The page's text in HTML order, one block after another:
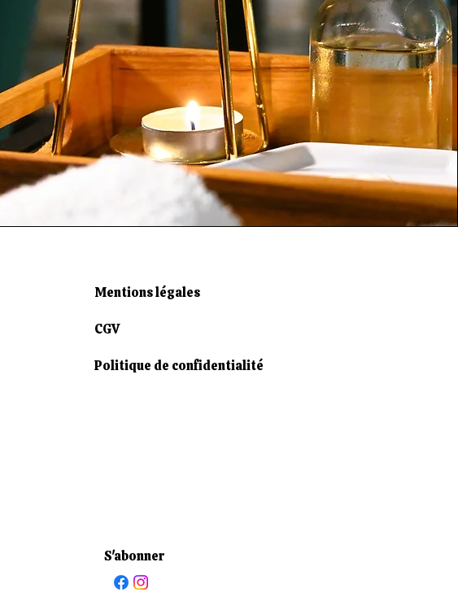
Mentions légales
CGV
Politique de confidentialité
S'abonner